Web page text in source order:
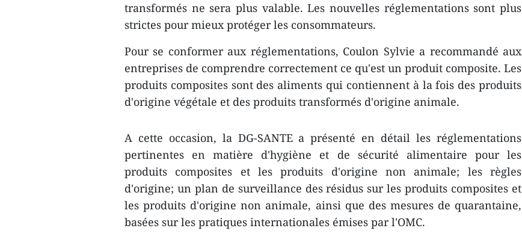
transformés ne sera plus valable. Les nouvelles réglementations sont plus
strictes pour mieux protéger les consommateurs.
Pour se conformer aux réglementations, Coulon Sylvie a recommandé aux
entreprises de comprendre correctement ce qu'est un produit composite. Les
produits composites sont des aliments qui contiennent à la fois des produits
d'origine végétale et des produits transformés d'origine animale.
A cette occasion, la DG-SANTE a présenté en détail les réglementations
pertinentes en matière d'hygiène et de sécurité alimentaire pour les
produits composites et les produits d'origine non animale; les règles
d'origine; un plan de surveillance des résidus sur les produits composites et
les produits d'origine non animale, ainsi que des mesures de quarantaine,
basées sur les pratiques internationales émises par l'OMC.